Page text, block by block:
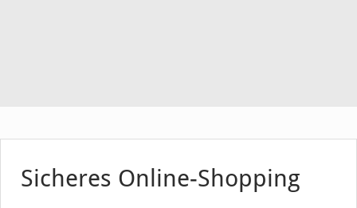
Sicheres Online-Shopping